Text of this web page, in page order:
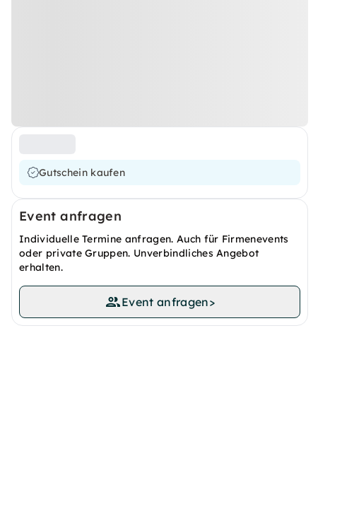
Gutschein kaufen
Event anfragen
Individuelle Termine anfragen. Auch für Firmenevents
oder private Gruppen. Unverbindliches Angebot
erhalten.
Event anfragen>